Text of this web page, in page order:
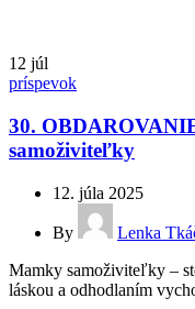
12 júl
príspevok
30.
samoživiteľky
12. júla 2025
By
Lenka
Mamky samoživiteľky –
láskou a odhodlaním